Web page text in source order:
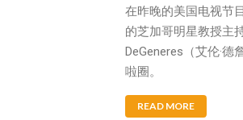
在昨晚的美国电视节
的芝加哥明星教授主
DeGeneres（艾伦·德
啦圈。
READ MORE